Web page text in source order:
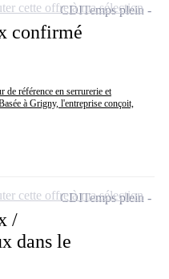
confirmé
référence en serrurerie et
à Grigny, l'entreprise conçoit,
CDITemps plein
cette offre à ma sélection
/
dans le
CDITemps plein
cette offre à ma sélection